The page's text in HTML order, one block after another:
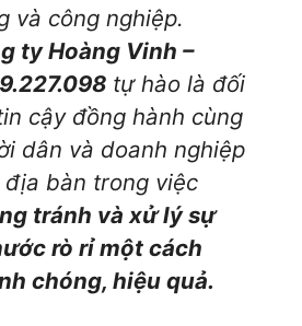
và công nghiệp.
ty Hoàng Vinh –
tự hào là đối
cậy đồng hành cùng
dân và doanh nghiệp
địa bàn trong việc
tránh và xử lý sự
rò rỉ một cách
chóng, hiệu quả.